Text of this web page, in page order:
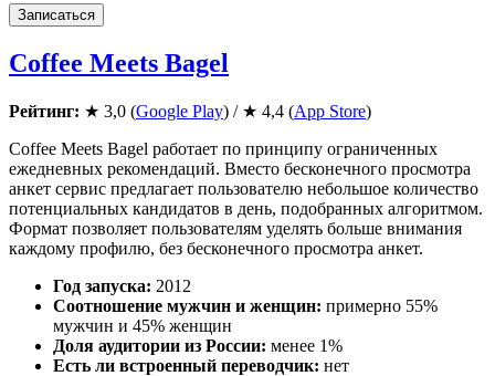
Записаться
Coffee Meets Bagel
Рейтинг: ★ 3,0 (Google Play) / ★ 4,4 (App Store)
Coffee Meets Bagel работает по принципу ограниченных
ежедневных рекомендаций. Вместо бесконечного просмотра
анкет сервис предлагает пользователю небольшое количество
потенциальных кандидатов в день, подобранных алгоритмом.
Формат позволяет пользователям уделять больше внимания
каждому профилю, без бесконечного просмотра анкет.
Год запуска: 2012
Соотношение мужчин и женщин: примерно 55%
мужчин и 45% женщин
Доля аудитории из России: менее 1%
Есть ли встроенный переводчик: нет